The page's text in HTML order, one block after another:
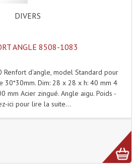
Audio & Sources
Lecteurs Cd À Plats
Cd À Plats Lecteur MP3
Double Cd MP3
DIVERS
ANGLE 8508-1083
Renfort d'angle, model Standard pour
30*30mm. Dim: 28 x 28 x h: 40 mm 4
mm Acier zingué. Angle aigu. Poids -
ici pour lire la suite...